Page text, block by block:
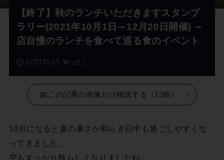
知っとこ
2021.10.25
【終了】秋のランチいただきますスタンプ
ラリー(2021年10月1日～12月20日開催) ～
店自慢のランチを食べて巡る食のイベント
この記事の画像だけ確認する（13枚）
10月になると夏の暑さが和らぎ日中も過ごしやすくな
ってきました。
空もすっかり秋らしくなりましたね。